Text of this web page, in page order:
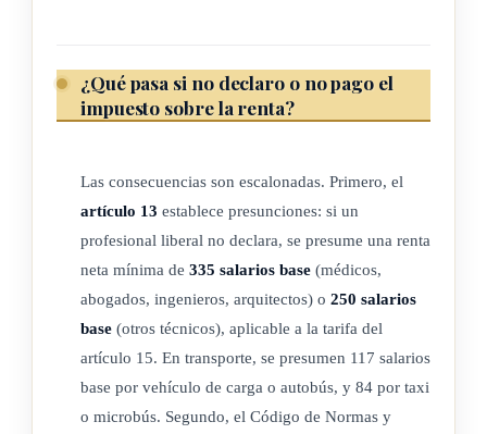
b. Aquellos que no figuren en la contabilidad o libros o
registros oficiales de la actividad que esté obligado a
adscritos al Consejo Nacional de Supervisión del Sistema
Financiero, o participaciones de fondos de inversión,
salvo que el contribuyente pueda probar una vinculación
efectiva con la actividad lucrativa mediante el
procedimiento que se determine.
¿Qué pasa si no declaro o no pago el
impuesto sobre la renta?
Las consecuencias son escalonadas. Primero, el
artículo 13 establece presunciones: si un
profesional liberal no declara, se presume una renta
neta mínima de 335 salarios base (médicos,
abogados, ingenieros, arquitectos) o 250 salarios
base (otros técnicos), aplicable a la tarifa del
artículo 15. En transporte, se presumen 117 salarios
base por vehículo de carga o autobús, y 84 por taxi
o microbús. Segundo, el Código de Normas y